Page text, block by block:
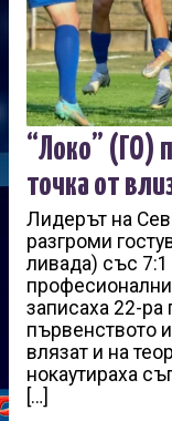
“Локо” (ГО)
точка от
Лидерът на
разгроми
ливада) със
записаха 22-
първенството
влязат и на
нокаутираха
[…]